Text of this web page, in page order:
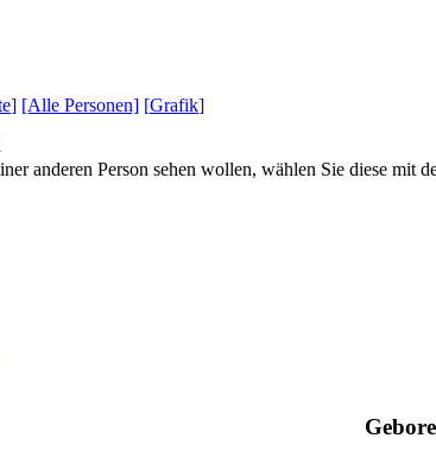
] [Alle Personen] [Grafik]
anderen Person sehen wollen, wählen Sie diese mit